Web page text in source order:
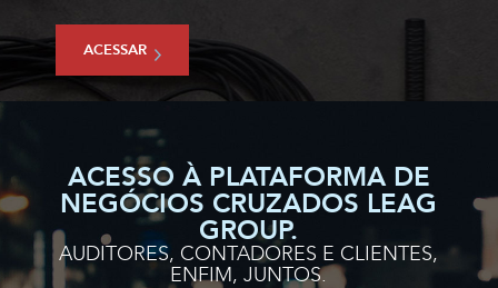
ACESSAR
ACESSO À PLATAFORMA DE
NEGÓCIOS CRUZADOS LEAG
GROUP.
AUDITORES, CONTADORES E CLIENTES,
ENFIM, JUNTOS.